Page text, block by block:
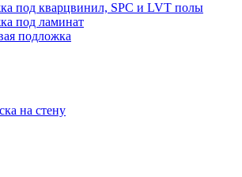
под кварцвинил, SPC и LVT полы
под ламинат
подложка
на стену